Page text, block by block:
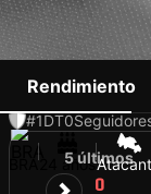
#1DT0
24 años
Rendimiento
5 últimos
0